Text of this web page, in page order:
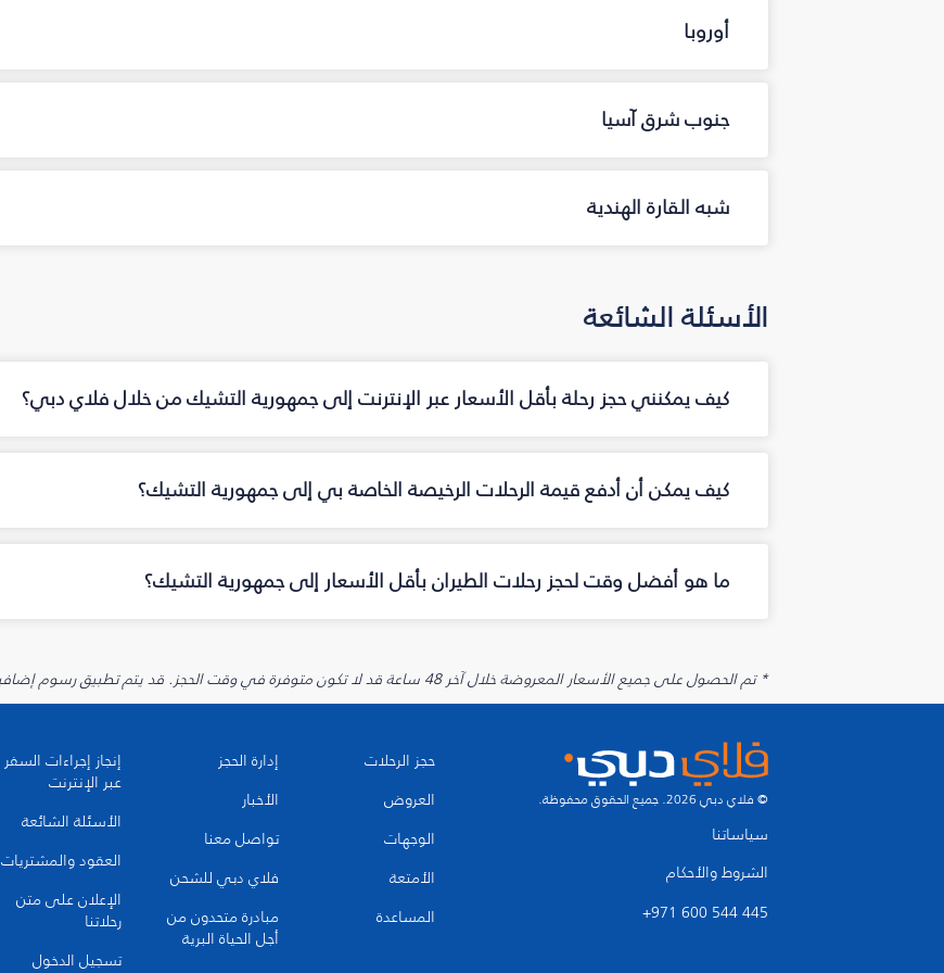
أوروبا
جنوب شرق آسيا
شبه القارة الهندية
الأسئلة الشائعة
كيف يمكنني حجز رحلة بأقل الأسعار عبر الإنترنت إلى جمهورية التشيك من خلال فلاي دبي؟
كيف يمكن أن أدفع قيمة الرحلات الرخيصة الخاصة بي إلى جمهورية التشيك؟
ما هو أفضل وقت لحجز رحلات الطيران بأقل الأسعار إلى جمهورية التشيك؟
* تم الحصول على جميع الأسعار المعروضة خلال آخر 48 ساعة قد لا تكون متوفرة في وقت الحجز. قد يتم تطبيق رسوم إضافية على الإضافات الاختيارية.
© فلاي دبي 2026. جميع الحقوق محفوظة.
سياساتنا
الشروط والأحكام
+971 600 544 445
حجز الرحلات
العروض
الوجهات
الأمتعة
المساعدة
إدارة الحجز
الأخبار
تواصل معنا
فلاي دبي للشحن
مبادرة متحدون من
أجل الحياة البرية
إنجاز إجراءات السفر
عبر الإنترنت
الأسئلة الشائعة
العقود والمشتريات
الإعلان على متن
رحلاتنا
تسجيل الدخول